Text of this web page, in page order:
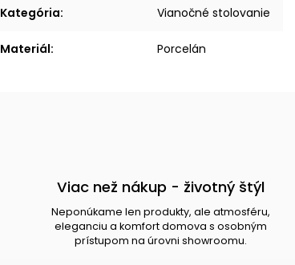
Kategória: Vianočné stolovanie
Materiál: Porcelán
Viac než nákup - životný štýl
Neponúkame len produkty, ale atmosféru,
eleganciu a komfort domova s osobným
prístupom na úrovni showroomu.